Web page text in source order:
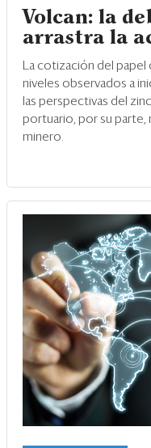
Volcan: la
arrastra la
La cotización del papel
niveles observados a
las perspectivas del
portuario, por su parte,
minero.